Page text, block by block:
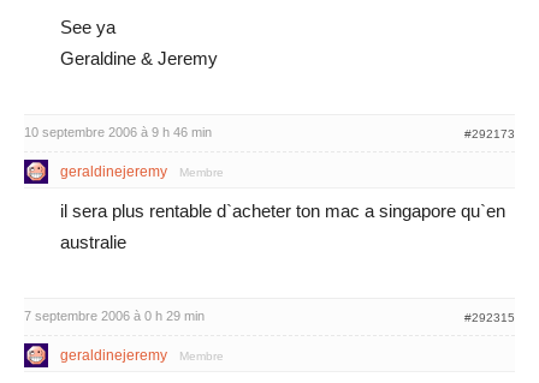
See ya
Geraldine & Jeremy
10 septembre 2006 à 9 h 46 min #292173
geraldinejeremy Membre
il sera plus rentable d`acheter ton mac a singapore qu`en
australie
7 septembre 2006 à 0 h 29 min #292315
geraldinejeremy Membre